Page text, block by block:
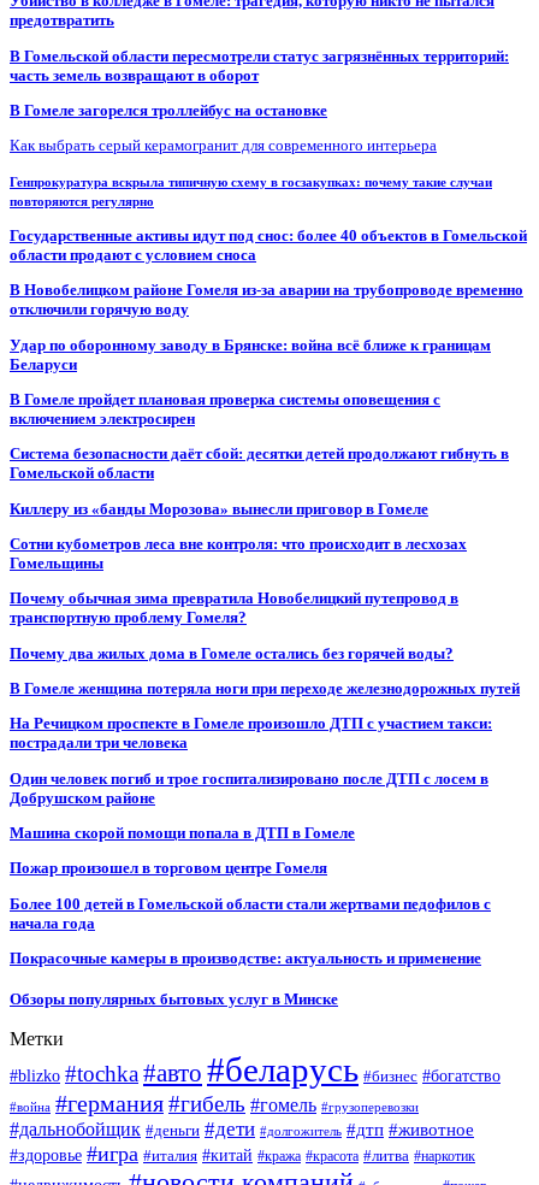
предотвратить
В Гомельской области пересмотрели статус загрязнённых территорий:
часть земель возвращают в оборот
В Гомеле загорелся троллейбус на остановке
Как выбрать серый керамогранит для современного интерьера
Генпрокуратура вскрыла типичную схему в госзакупках: почему такие случаи
повторяются регулярно
Государственные активы идут под снос: более 40 объектов в Гомельской
области продают с условием сноса
В Новобелицком районе Гомеля из-за аварии на трубопроводе временно
отключили горячую воду
Удар по оборонному заводу в Брянске: война всё ближе к границам
Беларуси
В Гомеле пройдет плановая проверка системы оповещения с
включением электросирен
Система безопасности даёт сбой: десятки детей продолжают гибнуть в
Гомельской области
Киллеру из «банды Морозова» вынесли приговор в Гомеле
Сотни кубометров леса вне контроля: что происходит в лесхозах
Гомельщины
Почему обычная зима превратила Новобелицкий путепровод в
транспортную проблему Гомеля?
Почему два жилых дома в Гомеле остались без горячей воды?
В Гомеле женщина потеряла ноги при переходе железнодорожных путей
На Речицком проспекте в Гомеле произошло ДТП с участием такси:
пострадали три человека
Один человек погиб и трое госпитализировано после ДТП с лосем в
Добрушском районе
Машина скорой помощи попала в ДТП в Гомеле
Пожар произошел в торговом центре Гомеля
Более 100 детей в Гомельской области стали жертвами педофилов с
начала года
Покрасочные камеры в производстве: актуальность и применение
Обзоры популярных бытовых услуг в Минске
Метки
#blizko #tochka#авто #беларусь #бизнес #богатство
#война #германия#гибель #гомель #грузоперевозки
#дальнобойщик #деньги #дети #долгожитель #дтп #животное
#здоровье #игра #италия #китай #кража #красота #литва #наркотик